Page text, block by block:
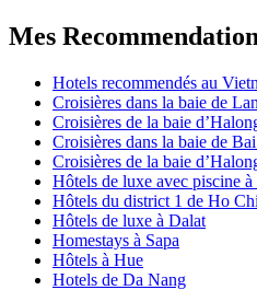
Mes
Hotels recommendés au
Croisières dans la baie de
Croisières de la baie
Croisières dans la baie de
Croisières de la baie
Hôtels de luxe avec piscine
Hôtels du district 1 de Ho
Hôtels de luxe à Dalat
Homestays à Sapa
Hôtels à Hue
Hotels de Da Nang